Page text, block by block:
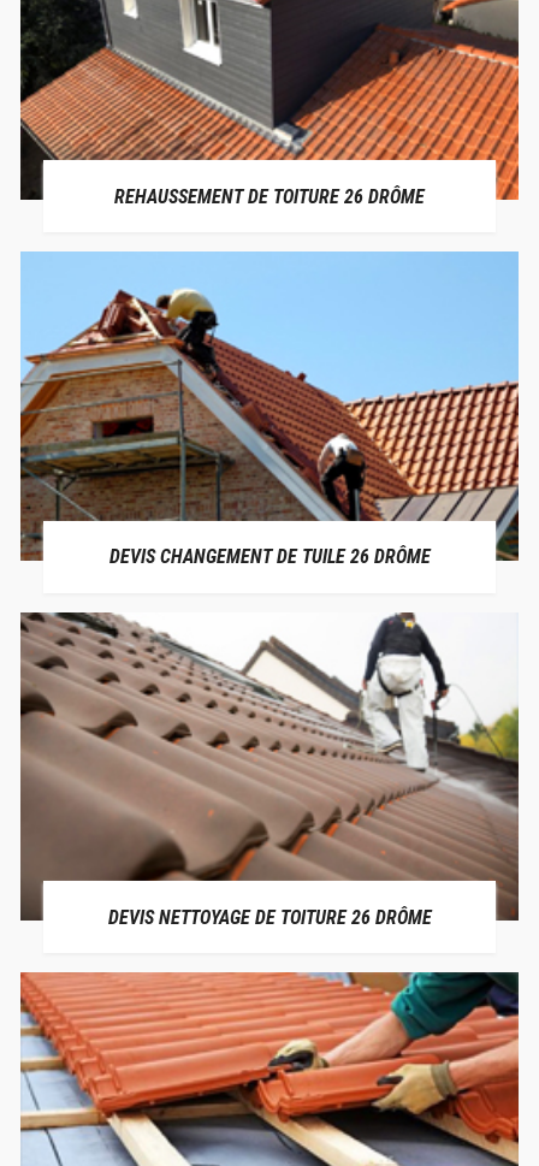
REHAUSSEMENT DE TOITURE 26 DRÔME
DEVIS CHANGEMENT DE TUILE 26 DRÔME
DEVIS NETTOYAGE DE TOITURE 26 DRÔME